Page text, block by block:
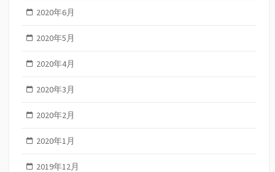
2020年6月
2020年5月
2020年4月
2020年3月
2020年2月
2020年1月
2019年12月